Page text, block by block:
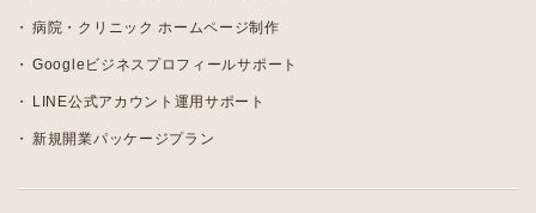
病院・クリニック ホームページ制作
Googleビジネスプロフィールサポート
LINE公式アカウント運用サポート
新規開業パッケージプラン